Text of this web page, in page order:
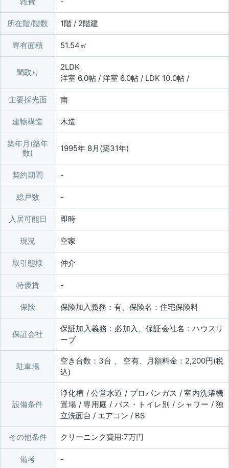
所在階/階数 1階 / 2階建
専有面積 51.54㎡
間取り
2LDK
洋室 6.0帖 / 洋室 6.0帖 / LDK 10.0帖 /
主要採光面 南
建物構造 木造
築年月(築年
数)
1995年 8月(築31年)
契約期間
総戸数
入居可能日 即時
現況 空家
取引態様 仲介
特優賃
保険 保険加入義務：有、保険名：住宅保険料
保証会社
保証加入義務：必加入、保証会社名：ハウスリ
ーブ
駐車場
空き台数：3台 、 空有、月額料金：2,200円(税
込)
設備条件
浄化槽 / 公営水道 / プロパンガス / 室内洗濯機
置場 / 専用庭 / バス・トイレ別 / シャワー / 独
立洗面台 / エアコン / BS
その他条件 クリーニング費用:7万円
備考